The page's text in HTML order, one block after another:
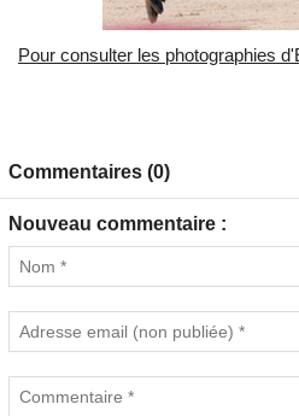
Pour consulter les photographies
Commentaires (0)
Nouveau commentaire :